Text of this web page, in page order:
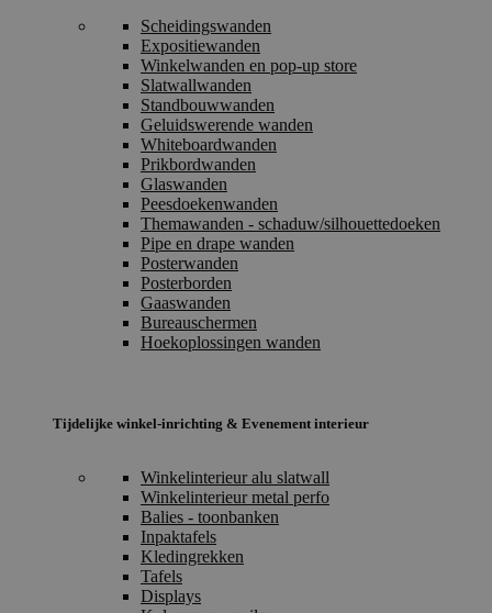
Scheidingswanden
Expositiewanden
Winkelwanden en pop-up store
Slatwallwanden
Standbouwwanden
Geluidswerende wanden
Whiteboardwanden
Prikbordwanden
Glaswanden
Peesdoekenwanden
Themawanden - schaduw/silhouettedoeken
Pipe en drape wanden
Posterwanden
Posterborden
Gaaswanden
Bureauschermen
Hoekoplossingen wanden
Tijdelijke winkel-inrichting & Evenement interieur
Winkelinterieur alu slatwall
Winkelinterieur metal perfo
Balies - toonbanken
Inpaktafels
Kledingrekken
Tafels
Displays